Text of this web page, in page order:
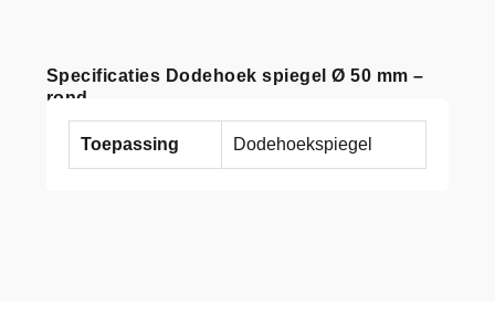
Specificaties Dodehoek spiegel Ø 50 mm –
rond
Toepassing Dodehoekspiegel